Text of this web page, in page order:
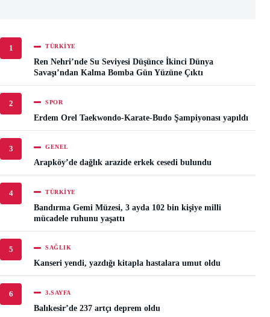
1 TÜRKIYE
Ren Nehri’nde Su Seviyesi Düşünce İkinci Dünya
Savaşı’ndan Kalma Bomba Gün Yüzüne Çıktı
2 SPOR
Erdem Orel Taekwondo-Karate-Budo Şampiyonası yapıldı
3 GENEL
Arapköy’de dağlık arazide erkek cesedi bulundu
4 TÜRKIYE
Bandırma Gemi Müzesi, 3 ayda 102 bin kişiye milli
mücadele ruhunu yaşattı
5 SAĞLIK
Kanseri yendi, yazdığı kitapla hastalara umut oldu
6 3.SAYFA
Balıkesir’de 237 artçı deprem oldu